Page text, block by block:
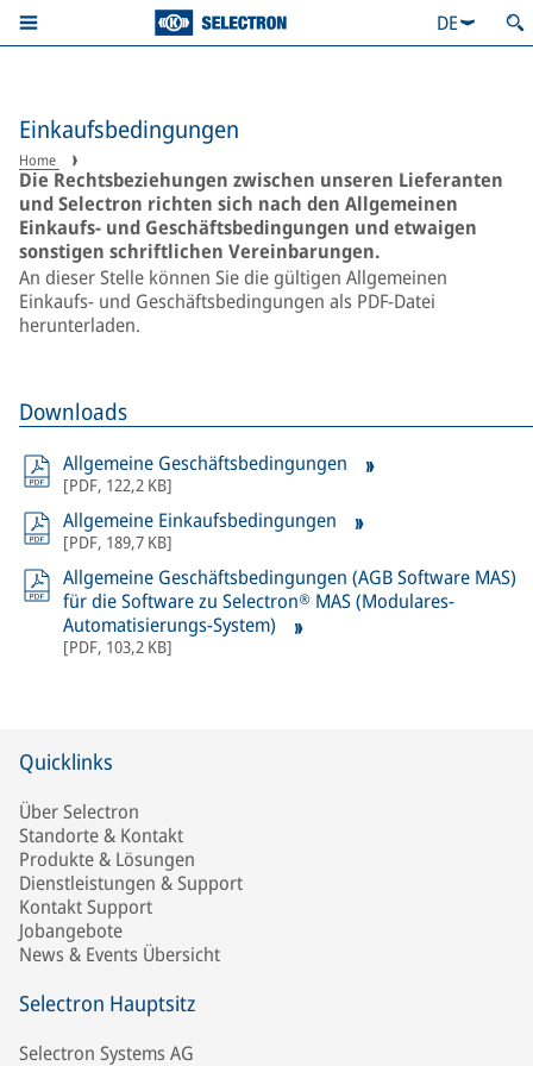
DE
Einkaufsbedingungen
Home
Die Rechtsbeziehungen zwischen unseren Lieferanten
und Selectron richten sich nach den Allgemeinen
Einkaufs- und Geschäftsbedingungen und etwaigen
sonstigen schriftlichen Vereinbarungen.
An dieser Stelle können Sie die gültigen Allgemeinen
Einkaufs- und Geschäftsbedingungen als PDF-Datei
herunterladen.
Downloads
Allgemeine Geschäftsbedingungen
[PDF, 122,2 KB]
Allgemeine Einkaufsbedingungen
[PDF, 189,7 KB]
Allgemeine Geschäftsbedingungen (AGB Software MAS)
für die Software zu Selectron® MAS (Modulares-
Automatisierungs-System)
[PDF, 103,2 KB]
Quicklinks
Über Selectron
Standorte & Kontakt
Produkte & Lösungen
Dienstleistungen & Support
Kontakt Support
Jobangebote
News & Events Übersicht
Selectron Hauptsitz
Selectron Systems AG